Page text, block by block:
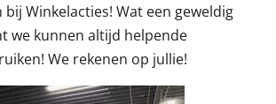
Winkelacties! Wat een geweldig
we kunnen altijd helpende
We rekenen op jullie!